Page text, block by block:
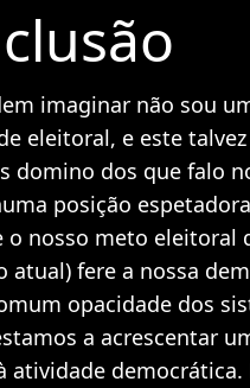
imaginar não sou
eleitoral, e este
domino dos que falo
posição
o nosso meto eleitoral
atual) fere a nossa
opacidade dos
a acrescentar
atividade